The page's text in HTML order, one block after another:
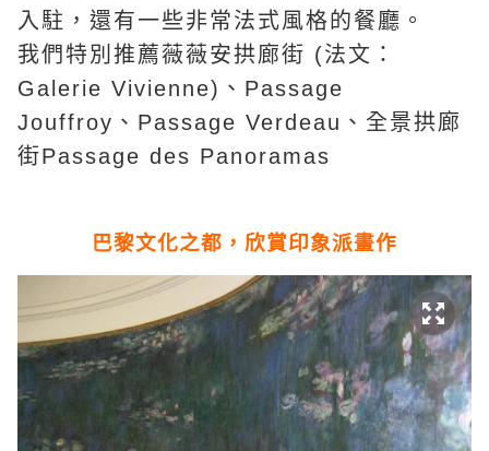
入駐，還有一些非常法式風格的餐廳。
我們特別推薦薇薇安拱廊街 (法文：
Galerie Vivienne)、Passage
Jouffroy、Passage Verdeau、全景拱廊
街Passage des Panoramas
巴黎文化之都，欣賞印象派畫作